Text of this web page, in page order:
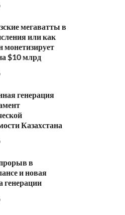
мегаватты в
или как
монетизирует
$10 млрд
генерация
Казахстана
в
и новая
генерации